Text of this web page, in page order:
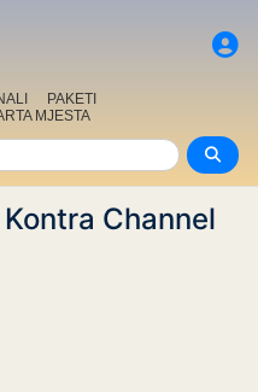
PAKETI
MJESTA
Channel